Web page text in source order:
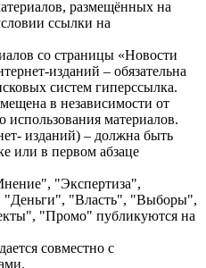
размещённых на
ссылки на
со страницы «Новости
изданий – обязательна
систем гиперссылка.
в независимости от
использования материалов.
изданий) – должна быть
или в первом абзаце
"Экспертиза",
"Деньги", "Власть", "Выборы",
"Промо" публикуются на
совместно с